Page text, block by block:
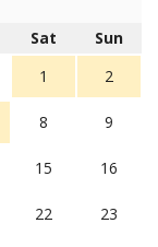
Sat
Sun
1
2
8 9
15 16
22 23